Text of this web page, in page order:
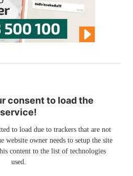
consent to load the
service!
to load due to trackers that are not
website owner needs to setup the site
content to the list of technologies
used.